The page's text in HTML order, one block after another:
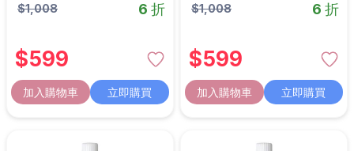
$1,008 6 折
$599
加入購物車 立即購買
$1,008 6 折
$599
加入購物車 立即購買